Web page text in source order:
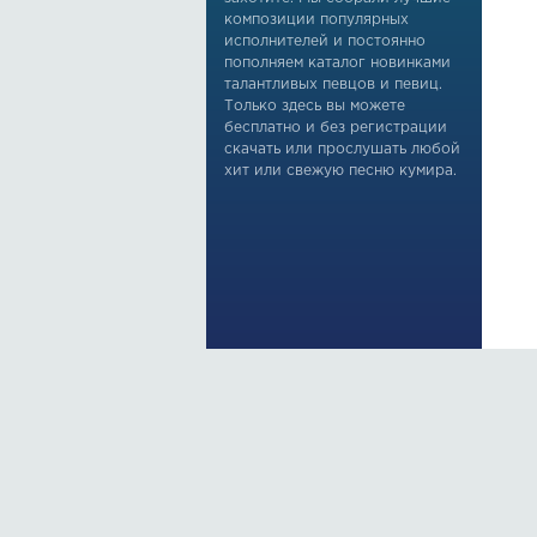
композиции популярных
исполнителей и постоянно
пополняем каталог новинками
талантливых певцов и певиц.
Только здесь вы можете
бесплатно и без регистрации
скачать или прослушать любой
хит или свежую песню кумира.